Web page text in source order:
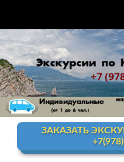
Расписание и
Индивидуальные
Видео
Ай-
ЗАКАЗАТЬ